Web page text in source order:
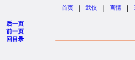
首页 | 武侠 | 言情 |
后一页
前一页
回目录